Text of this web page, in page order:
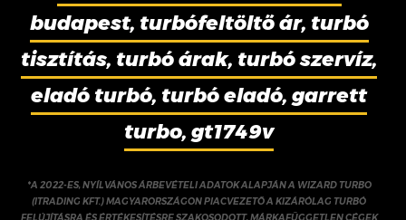
budapest, turbófeltöltő ár, turbó
tisztítás, turbó árak, turbó szervíz,
eladó turbó, turbó eladó, garrett
turbo, gt1749v
*A 2022-ES, NYÍLVÁNOS ÁRBEVÉTELI ADATOK ALAPJÁN A WIZARD TURBO
(ITRADING KFT.) MAGYARORSZÁGON PIACVEZETŐ A KIZÁRÓLAG TURBÓ